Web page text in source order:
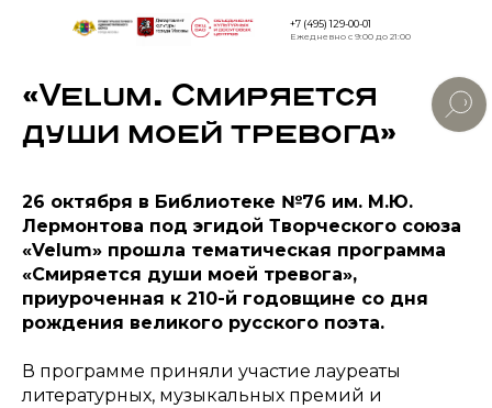
Версия для
+7 (495) 129-00-01
Ежедневно с 9:00 до 21:00
«Velum. Смиряется
души моей тревога»
26 октября в Библиотеке №76 им. М.Ю.
Лермонтова под эгидой Творческого союза
«Velum» прошла тематическая программа
«Смиряется души моей тревога»,
приуроченная к 210-й годовщине со дня
рождения великого русского поэта.
В программе приняли участие лауреаты
литературных, музыкальных премий и